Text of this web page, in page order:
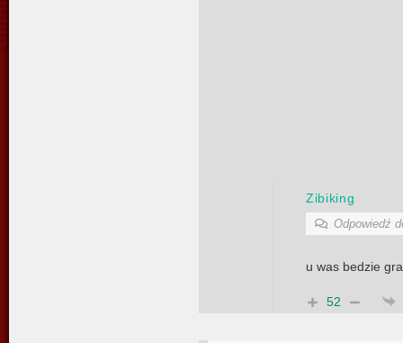
Zibiking
Odpowiedź
u was bedzie
52